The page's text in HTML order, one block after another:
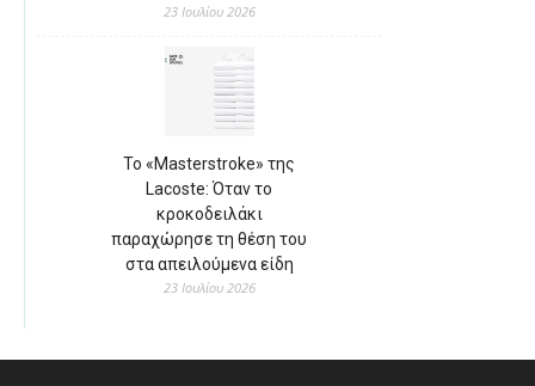
23 Ιουλίου 2026
Το «Masterstroke» της
Lacoste: Όταν το
κροκοδειλάκι
παραχώρησε τη θέση του
στα απειλούμενα είδη
23 Ιουλίου 2026